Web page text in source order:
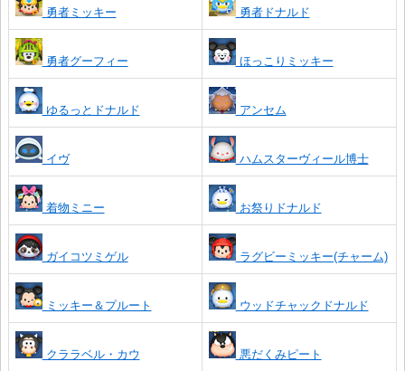
勇者ミッキー 勇者ドナルド
勇者グーフィー ほっこりミッキー
ゆるっとドナルド アンセム
イヴ ハムスターヴィール博士
着物ミニー お祭りドナルド
ガイコツミゲル ラグビーミッキー(チャーム)
ミッキー＆プルート ウッドチャックドナルド
クララベル・カウ 悪だくみピート